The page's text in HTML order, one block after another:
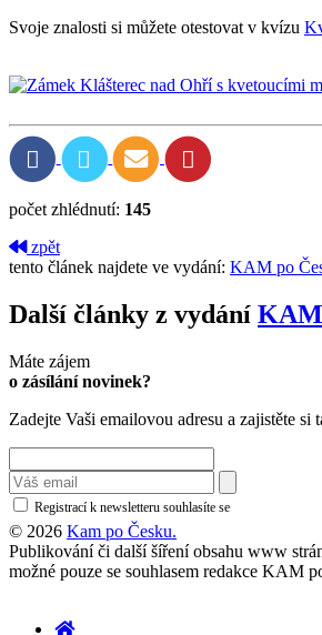
Svoje znalosti si můžete otestovat v kvízu
počet zhlédnutí: 145
zpět
tento článek najdete ve vydání: KAM po
Další články z vydání KAM
Máte zájem
o zásílání novinek?
Zadejte Vaši emailovou adresu a zajistěte
Registrací k newsletteru souhlasíte se
© 2026 Kam po Česku.
Publikování či další šíření obsahu www
možné pouze se souhlasem redakce KAM